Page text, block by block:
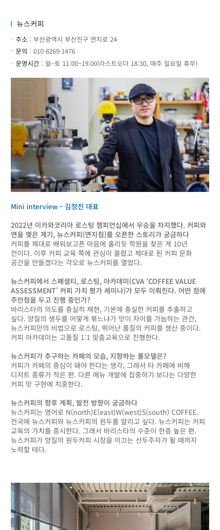
뉴스커피
주소 : 부산광역시 부산진구 연지로 24
문의 : 010-8269-1476
운영시간 : 월~토 11:00~19:00(라스트오더 18:30, 매주 일요일 휴무)
Mini interview – 김정진 대표
2022년 이카와코리아 로스팅 챔피언십에서 우승을 차지했다. 커피와
연을 맺은 계기, 뉴스커피(연지점)를 오픈한 스토리가 궁금하다
커피를 제대로 배워보고픈 마음에 홀리듯 학원을 찾은 게 10년
전이다. 이후 커피 교육 쪽에 관심이 쏠렸고 제대로 된 커피 문화
공간을 만들겠다는 각오로 뉴스커피를 열었다.
뉴스커피에서 스페셜티, 로스팅, 아카데미(CVA ‘COFFEE VALUE
ASSESSMENT’ 커피 가치 평가 세미나)가 모두 이뤄진다. 어떤 점에
주안점을 두고 진행 중인가?
바리스타의 의도를 충실히 재현, 기본에 충실한 커피를 추출하고
싶다. 양질의 생두를 어떻게 볶느냐가 맛이 차이를 가늠하는 관건,
뉴스커피만의 비법으로 로스팅, 뛰어난 품질의 커피를 생산 중이다.
커피 아카데미는 고품질 1:1 맞춤교육으로 진행한다.
뉴스커피가 추구하는 카페의 모습, 지향하는 롤모델은?
커피가 카페의 중심이 돼야 한다는 생각, 그래서 타 카페에 비해
디저트 종류가 적은 편. 다른 메뉴 개발에 집중하기 보다는 다양한
커피 맛 구현에 치중한다.
뉴스커피의 향후 계획, 발전 방향이 궁금하다
뉴스커피는 영어로 N(north)E(east)W(west)S(south) COFFEE.
전국에 뉴스커피와 뉴스커피의 원두를 알리고 싶다. 뉴스커피는 커피
교육의 가치를 중시한다. 그래서 바리스타의 수준이 한층 높은 편.
뉴스커피가 양질의 원두커피 시장을 이끄는 선두주자가 될 때까지
노력할 테다.